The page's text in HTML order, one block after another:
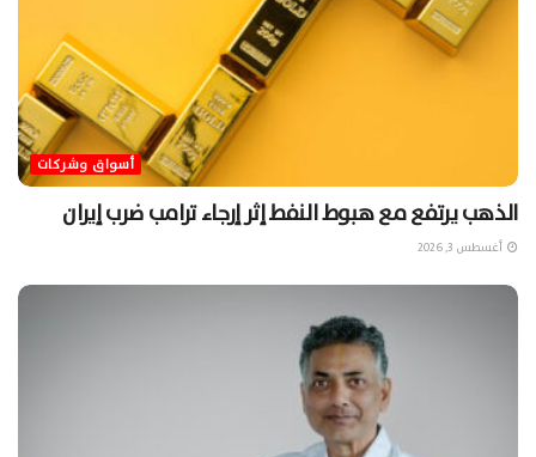
أسواق وشركات
الذهب يرتفع مع هبوط النفط إثر إرجاء ترامب ضرب إيران
أغسطس 3, 2026